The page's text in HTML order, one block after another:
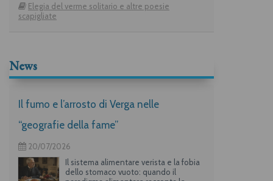
Elegia del verme solitario e altre poesie
scapigliate
News
Il fumo e l’arrosto di Verga nelle
“geografie della fame”
20/07/2026
Il sistema alimentare verista e la fobia
dello stomaco vuoto: quando il